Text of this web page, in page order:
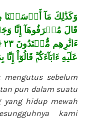
وَكَذَٰلِكَ مَآ
قَالَ مُتۡرَفُوهَآ إِنَّا
ءَاثَٰرِهِم مُّقۡتَدُونَ
عَلَيۡهِ ءَابَآءَكُمۡۖ قَالُوٓاْ
sebelum
pun dalam suatu
yang hidup mewah
kami